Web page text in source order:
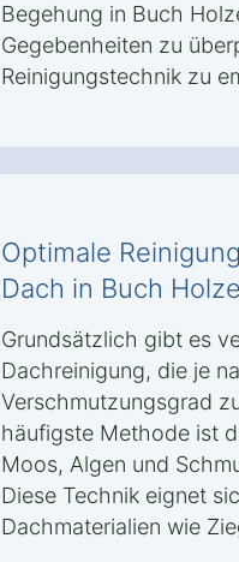
Begehung in Buch
Gegebenheiten zu
Reinigungstechnik zu
Optimale
Dach in Buch
Grundsätzlich gibt es
Dachreinigung, die je
Verschmutzungsgrad
häufigste Methode ist
Moos, Algen und
Diese Technik eignet
Dachmaterialien wie